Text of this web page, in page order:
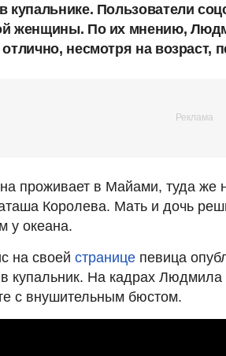
купальнике. Пользователи
женщины. По их мнению,
несмотря на возраст,
проживает в Майами, туда же
Королева. Мать и дочь
у океана.
на своей странице певица
купальник. На кадрах
с внушительным бюстом.